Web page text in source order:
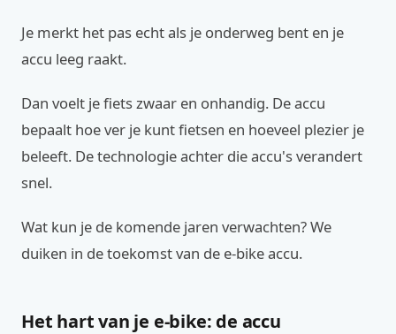
Je merkt het pas echt als je onderweg bent en je
accu leeg raakt.
Dan voelt je fiets zwaar en onhandig. De accu
bepaalt hoe ver je kunt fietsen en hoeveel plezier je
beleeft. De technologie achter die accu's verandert
snel.
Wat kun je de komende jaren verwachten? We
duiken in de toekomst van de e-bike accu.
Het hart van je e-bike: de accu